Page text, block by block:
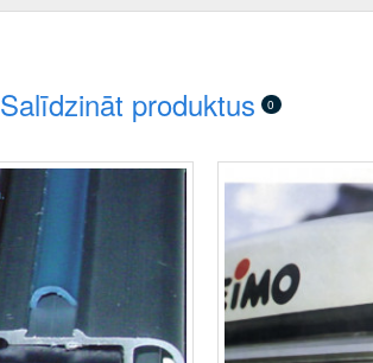
Salīdzināt produktus 0